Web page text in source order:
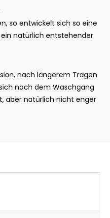
so entwickelt sich so eine
natürlich entstehender
nach längerem Tragen
nach dem Waschgang
aber natürlich nicht enger